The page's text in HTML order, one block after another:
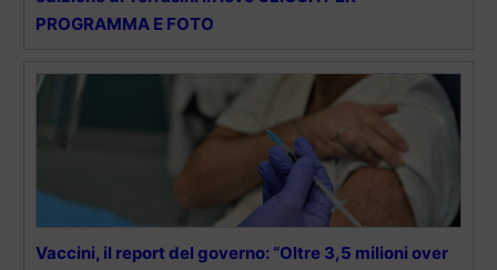
PROGRAMMA E FOTO
Vaccini, il report del governo: “Oltre 3,5 milioni over